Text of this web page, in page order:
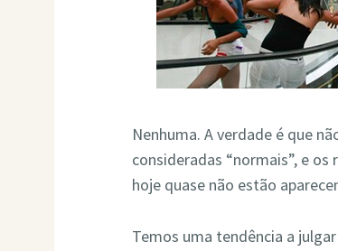
Nenhuma. A verdade é que
consideradas “normais”, e
hoje quase não estão
Temos uma tendência a